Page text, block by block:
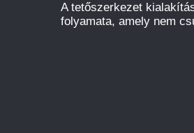
A tetőszerkezet
folyamata, amely nem